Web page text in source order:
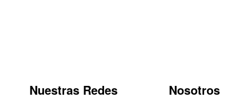
Nuestras Redes Nosotros